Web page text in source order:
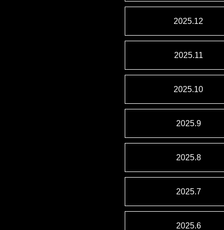
2025.12
2025.11
2025.10
2025.9
2025.8
2025.7
2025.6